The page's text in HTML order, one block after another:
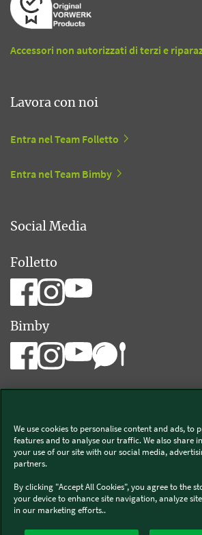
Accessori non autorizzati di terzi e
Lavora con noi
Entra nel Team Folletto
Entra nel Team Bimby
Social Media
Folletto
Bimby
Vorwerk Italia s.a.s. di Vorwerk
C.F. e P.Iva 00793630153
Licenza dati ai sensi del Regolamento UE-2023/2854
Condizioni Generali di Vendita
We use cookies to personalise content and ads, to
features and to analyse our traffic. We also share
your use of our site with our social media,
partners.
By clicking "Accept All Cookies", you agree to the
your device to enhance site navigation, analyze
in our marketing efforts..